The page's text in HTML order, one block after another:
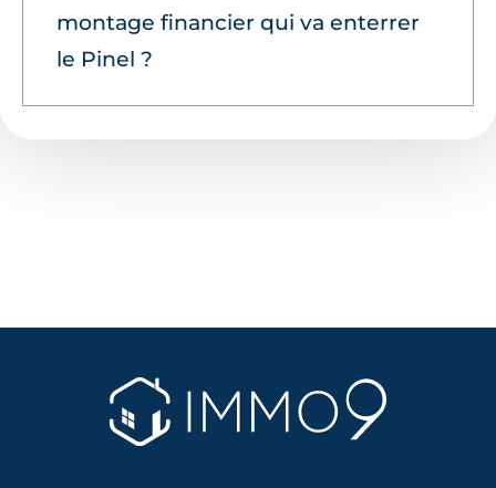
montage financier qui va enterrer
le Pinel ?